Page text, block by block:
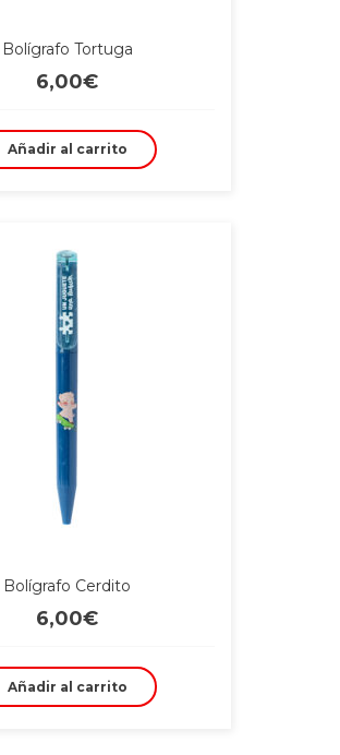
Bolígrafo Tortuga
6,00€
Añadir al carrito
Bolígrafo Cerdito
6,00€
Añadir al carrito